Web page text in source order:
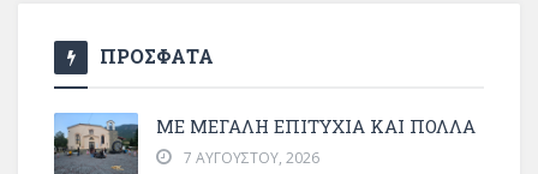
ΠΡΟΣΦΑΤΑ
ΜΕ ΜΕΓΆΛΗ ΕΠΙΤΥΧΊΑ ΚΑΙ ΠΟΛΛΆ
7 ΑΥΓΟΎΣΤΟΥ, 2026